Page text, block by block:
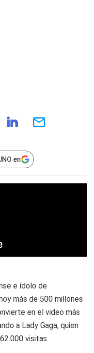
en
e ídolo de
más de 500 millones
en el video más
a Lady Gaga, quien
visitas.